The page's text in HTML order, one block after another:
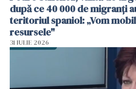
după ce 40 000 de migranți
teritoriul spaniol: „Vom
resursele"
31 IULIE 2026